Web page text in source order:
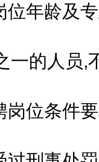
年龄及专
的人员,
位条件要